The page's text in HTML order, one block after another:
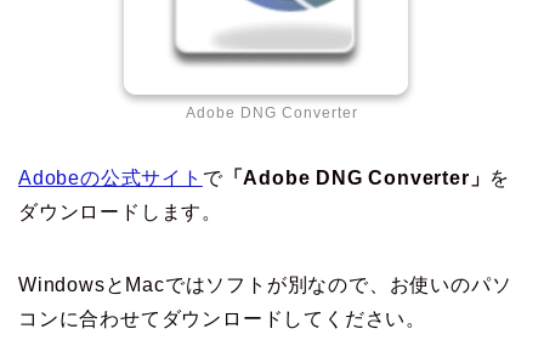
Adobe DNG Converter
Adobeの公式サイト で「Adobe DNG Converter」 を
ダウンロードします。
WindowsとMacではソフトが別なので、お使いのパソ
コンに合わせてダウンロードしてください。